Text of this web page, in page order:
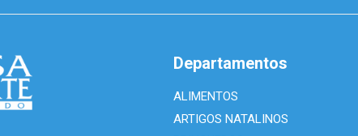
Departamentos
ALIMENTOS
ARTIGOS NATALINOS